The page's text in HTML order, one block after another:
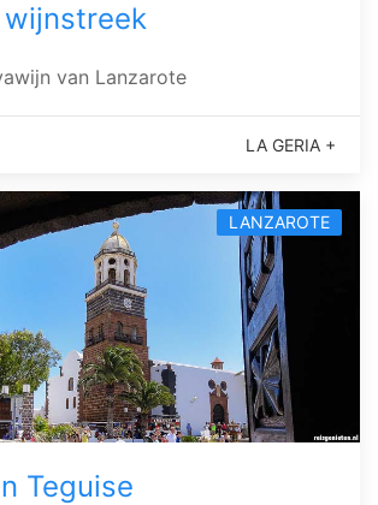
wijnstreek
van Lanzarote
LA GERIA +
LANZAROTE
Teguise